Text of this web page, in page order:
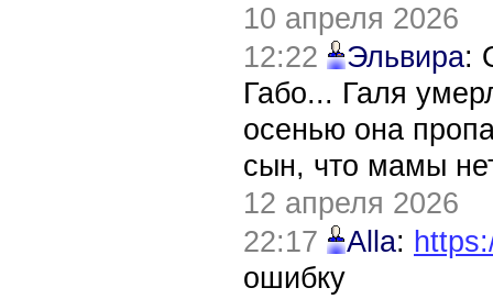
10 апреля 2026
12:22
Эльвира:
Габо... Галя
осенью она
сын, что мамы
12 апреля 2026
22:17
Alla:
ошибку